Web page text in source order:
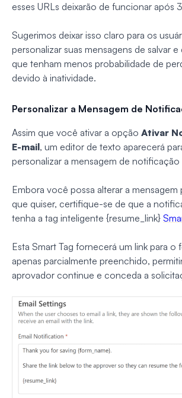
esses URLs deixarão de funcionar após
Sugerimos deixar isso claro para os
personalizar suas mensagens de salvar
que tenham menos probabilidade de
devido à inatividade.
Personalizar a Mensagem de
Assim que você ativar a opção Ativar
E-mail, um editor de texto aparecerá
personalizar a mensagem de
Embora você possa alterar a mensagem
que quiser, certifique-se de que a
tenha a tag inteligente {resume_link}
Esta Smart Tag fornecerá um link para o
apenas parcialmente preenchido,
aprovador continue e conceda a